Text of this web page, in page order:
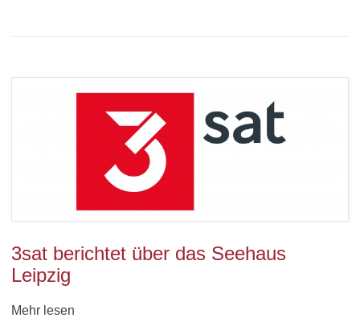
3sat berichtet über das Seehaus
Leipzig
Mehr lesen